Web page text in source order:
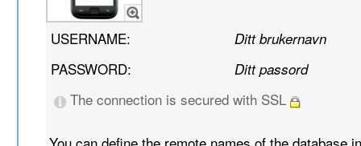
USERNAME: Ditt brukernavn
PASSWORD: Ditt passord
The connection is secured with SSL